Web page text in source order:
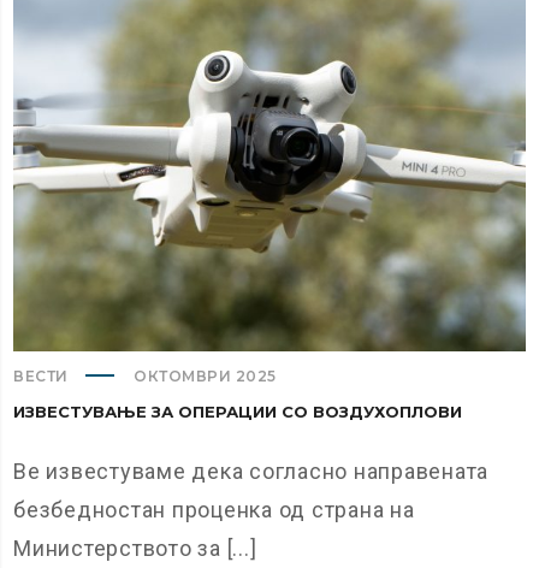
ВЕСТИ ОКТОМВРИ 2025
ИЗВЕСТУВАЊЕ ЗА ОПЕРАЦИИ СО ВОЗДУХОПЛОВИ
Ве известуваме дека согласно направената
безбедностан проценка од страна на
Министерството за [...]